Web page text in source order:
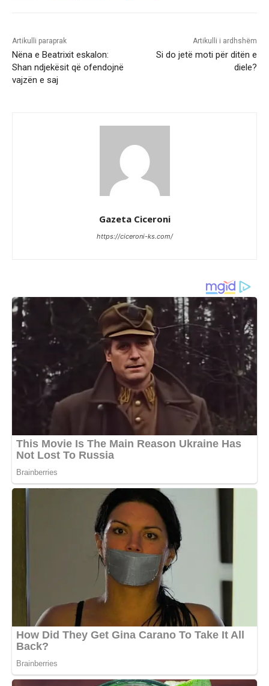
Artikulli paraprak
Nëna e Beatrixit eskalon:
Shan ndjekësit që ofendojnë
vajzën e saj
Artikulli i ardhshëm
Si do jetë moti për ditën e
diele?
Gazeta Ciceroni
https://ciceroni-ks.com/